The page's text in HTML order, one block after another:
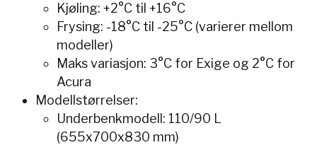
Kjøling: +2°C til +16°C
Frysing: -18°C til -25°C (varierer mellom
modeller)
Maks variasjon: 3°C for Exige og 2°C for
Acura
Modellstørrelser:
Underbenkmodell: 110/90 L
(655x700x830 mm)